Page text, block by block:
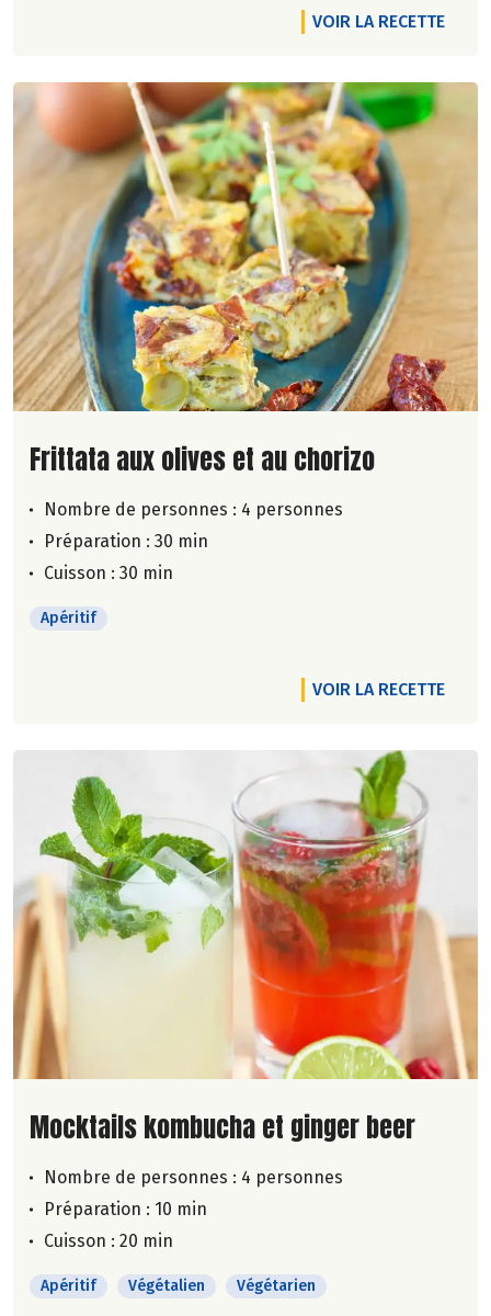
VOIR LA RECETTE
Lire la suite de la recette
Frittata aux olives et au chorizo
Nombre de personnes : 4 personnes
Préparation : 30 min
Cuisson : 30 min
Apéritif
VOIR LA RECETTE
Lire la suite de la recette
Mocktails kombucha et ginger beer
Nombre de personnes : 4 personnes
Préparation : 10 min
Cuisson : 20 min
Apéritif Végétalien Végétarien